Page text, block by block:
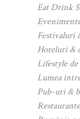
Eat Drink
Festivaluri
Hoteluri &
Lifestyle
Lumea
Pub-uri &